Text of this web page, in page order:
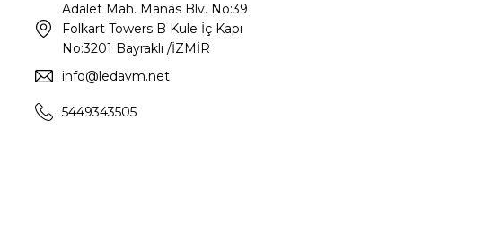
Adalet Mah. Manas Blv. No:39
Folkart Towers B Kule İç Kapı
No:3201 Bayraklı /İZMİR
info@ledavm.net
5449343505